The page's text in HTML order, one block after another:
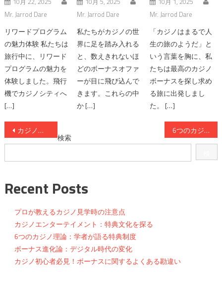
Mr. Jarrod Dare
リワードプログラム
の魅力体験 私たちは
旅行中に、リワード
プログラムの魅力を
体験しました。飛行
機でカジノシティへ
[…]
Mr. Jarrod Dare
私たちがカジノの世
界に足を踏み入れる
と、数えきれないほ
どのボーナスオファ
ーが目に飛び込んで
きます。これらの中
か […]
Mr. Jarrod Dare
「カジノはまるで人
生の旅のようだ」と
いう言葉を胸に、私
たちは最高のカジノ
ボーナスを探し求め
る旅に出発しまし
た。 […]
投
稿
ナ
ビ
ゲ
ー
シ
ョ
カジノ初心者必見！ボーナスに関するよくある勘違い 6つのカジノ理論：学者が語る特典制度
検索
Recent Posts
プロが教えるカジノ見学時の注意点
カジノエンターテイメント：特典文化を探る
6つのカジノ理論：学者が語る特典制度
ボーナス進化論：デジタル時代の変化
カジノ初心者必見！ボーナスに関するよくある勘違い